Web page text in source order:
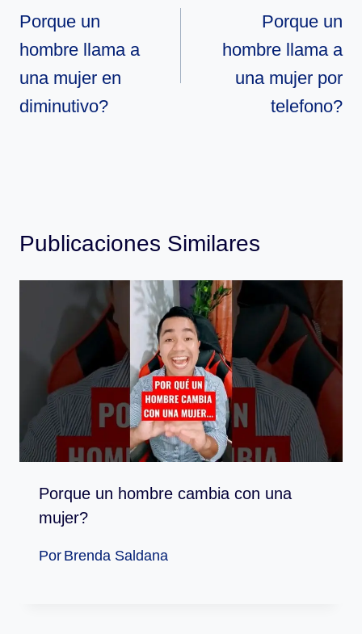
de
entradas
Porque un
hombre llama a
una mujer en
diminutivo?
Porque un
hombre llama a
una mujer por
telefono?
Publicaciones Similares
Porque un hombre cambia con una
mujer?
Por Brenda Saldana